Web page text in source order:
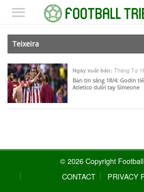
Teixeira
Ngày xuất bản: Tháng Tư
Bản tin sáng 18/4: Godin
Atletico dưới tay Simeone
© 2026 Copyright
CONTACT
PRIVACY